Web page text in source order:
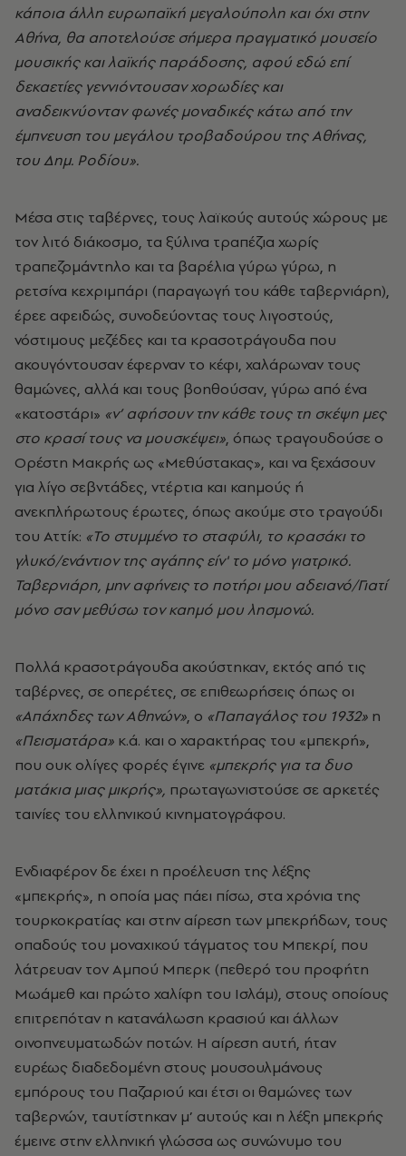
κάποια άλλη ευρωπαϊκή μεγαλούπολη και όχι στην
Αθήνα, θα αποτελούσε σήμερα πραγματικό μουσείο
μουσικής και λαϊκής παράδοσης, αφού εδώ επί
δεκαετίες γεννιόντουσαν χορωδίες και
αναδεικνύονταν φωνές μοναδικές κάτω από την
έμπνευση του μεγάλου τροβαδούρου της Αθήνας,
του Δημ. Ροδίου».
Μέσα στις ταβέρνες, τους λαϊκούς αυτούς χώρους με
τον λιτό διάκοσμο, τα ξύλινα τραπέζια χωρίς
τραπεζομάντηλο και τα βαρέλια γύρω γύρω, η
ρετσίνα κεχριμπάρι (παραγωγή του κάθε ταβερνιάρη),
έρεε αφειδώς, συνοδεύοντας τους λιγοστούς,
νόστιμους μεζέδες και τα κρασοτράγουδα που
ακουγόντουσαν έφερναν το κέφι, χαλάρωναν τους
θαμώνες, αλλά και τους βοηθούσαν, γύρω από ένα
«κατοστάρι» «ν’ αφήσουν την κάθε τους τη σκέψη μες
στο κρασί τους να μουσκέψει», όπως τραγουδούσε ο
Ορέστη Μακρής ως «Μεθύστακας», και να ξεχάσουν
για λίγο σεβντάδες, ντέρτια και καημούς ή
ανεκπλήρωτους έρωτες, όπως ακούμε στο τραγούδι
του Αττίκ: «Το στυμμένο το σταφύλι, το κρασάκι το
γλυκό/ενάντιον της αγάπης είν' το μόνο γιατρικό.
Ταβερνιάρη, μην αφήνεις το ποτήρι μου αδειανό/Γιατί
μόνο σαν μεθύσω τον καημό μου λησμονώ.
Πολλά κρασοτράγουδα ακούστηκαν, εκτός από τις
ταβέρνες, σε οπερέτες, σε επιθεωρήσεις όπως οι
«Απάχηδες των Αθηνών», ο «Παπαγάλος του 1932» η
«Πεισματάρα» κ.ά. και ο χαρακτήρας του «μπεκρή»,
που ουκ ολίγες φορές έγινε «μπεκρής για τα δυο
ματάκια μιας μικρής», πρωταγωνιστούσε σε αρκετές
ταινίες του ελληνικού κινηματογράφου.
Ενδιαφέρον δε έχει η προέλευση της λέξης
«μπεκρής», η οποία μας πάει πίσω, στα χρόνια της
τουρκοκρατίας και στην αίρεση των μπεκρήδων, τους
οπαδούς του μοναχικού τάγματος του Μπεκρί, που
λάτρευαν τον Αμπού Μπερκ (πεθερό του προφήτη
Μωάμεθ και πρώτο χαλίφη του Ισλάμ), στους οποίους
επιτρεπόταν η κατανάλωση κρασιού και άλλων
οινοπνευματωδών ποτών. Η αίρεση αυτή, ήταν
ευρέως διαδεδομένη στους μουσουλμάνους
εμπόρους του Παζαριού και έτσι οι θαμώνες των
ταβερνών, ταυτίστηκαν μ’ αυτούς και η λέξη μπεκρής
έμεινε στην ελληνική γλώσσα ως συνώνυμο του